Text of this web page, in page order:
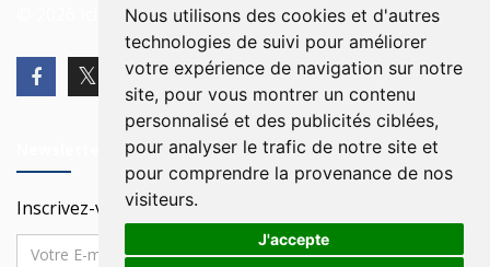
Nous utilisons des cookies et d'autres
technologies de suivi pour améliorer
votre expérience de navigation sur notre
site, pour vous montrer un contenu
personnalisé et des publicités ciblées,
pour analyser le trafic de notre site et
pour comprendre la provenance de nos
visiteurs.
J'accepte
© 2026 Ici Beyrouth. Tous les droits sont réservés.
Inscrivez-vous à notre Newsletter